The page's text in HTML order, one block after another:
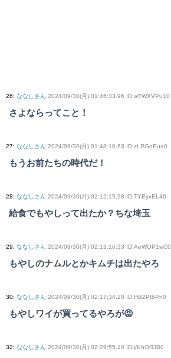
26: ななしさん 2024/09/30(月) 01:46:33.96 ID:wTWXVPu10
さよならってこと！
27: ななしさん 2024/09/30(月) 01:48:10.63 ID:zLPGoEua0
もうお前たちの時代だ！
28: ななしさん 2024/09/30(月) 02:12:15.98 ID:TYEyxEL40
給食でもやしって出たか？ちな埼玉
29: ななしさん 2024/09/30(月) 02:13:16.33 ID:AeWOP1wC0
もやしのナムルとかキムチは出たやろ
30: ななしさん 2024/09/30(月) 02:17:34.20 ID:HB2PI6Pn0
もやしワイが買ってるやろが😡
32: ななしさん 2024/09/30(月) 02:29:55.10 ID:j/KhORJB0